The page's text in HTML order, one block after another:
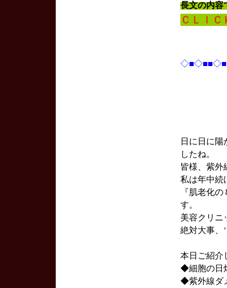
長文の内容
ＣＬＩＣ
日に日に
したね。
皆様、紫外
私は年中続
『肌老化
す。
美容クリニ
絶対大事、
本日ご紹介
◆細胞の日
◆紫外線ダ